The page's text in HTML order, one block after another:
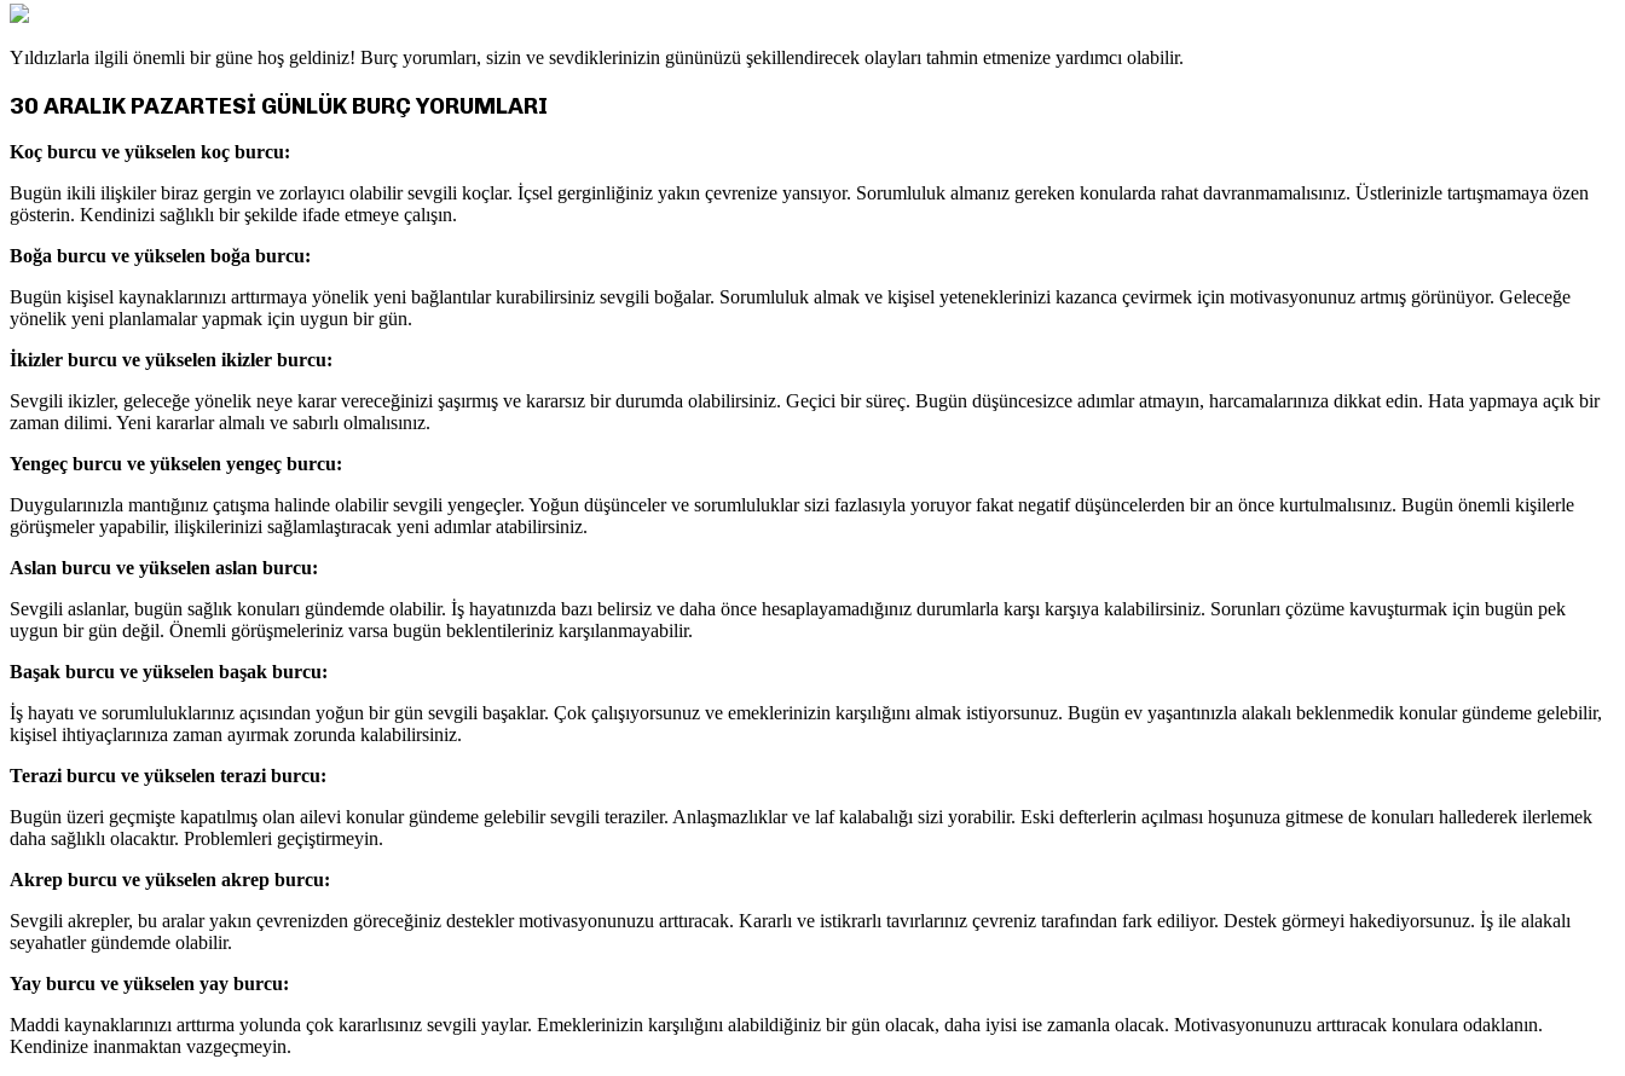
Yıldızlarla ilgili önemli bir güne hoş geldiniz! Burç yorumları, sizin ve sevdiklerinizin gününüzü şekillendirecek olayları tahmin etmenize yardımcı olabilir.
30 ARALIK PAZARTESİ GÜNLÜK BURÇ YORUMLARI
Koç burcu ve yükselen koç burcu:
Bugün ikili ilişkiler biraz gergin ve zorlayıcı olabilir sevgili koçlar. İçsel gerginliğiniz yakın çevrenize yansıyor. Sorumluluk almanız gereken konularda rahat davranmamalısınız. Üstlerinizle tartışmamaya özen
gösterin. Kendinizi sağlıklı bir şekilde ifade etmeye çalışın.
Boğa burcu ve yükselen boğa burcu:
Bugün kişisel kaynaklarınızı arttırmaya yönelik yeni bağlantılar kurabilirsiniz sevgili boğalar. Sorumluluk almak ve kişisel yeteneklerinizi kazanca çevirmek için motivasyonunuz artmış görünüyor. Geleceğe
yönelik yeni planlamalar yapmak için uygun bir gün.
İkizler burcu ve yükselen ikizler burcu:
Sevgili ikizler, geleceğe yönelik neye karar vereceğinizi şaşırmış ve kararsız bir durumda olabilirsiniz. Geçici bir süreç. Bugün düşüncesizce adımlar atmayın, harcamalarınıza dikkat edin. Hata yapmaya açık bir
zaman dilimi. Yeni kararlar almalı ve sabırlı olmalısınız.
Yengeç burcu ve yükselen yengeç burcu:
Duygularınızla mantığınız çatışma halinde olabilir sevgili yengeçler. Yoğun düşünceler ve sorumluluklar sizi fazlasıyla yoruyor fakat negatif düşüncelerden bir an önce kurtulmalısınız. Bugün önemli kişilerle
görüşmeler yapabilir, ilişkilerinizi sağlamlaştıracak yeni adımlar atabilirsiniz.
Aslan burcu ve yükselen aslan burcu:
Sevgili aslanlar, bugün sağlık konuları gündemde olabilir. İş hayatınızda bazı belirsiz ve daha önce hesaplayamadığınız durumlarla karşı karşıya kalabilirsiniz. Sorunları çözüme kavuşturmak için bugün pek
uygun bir gün değil. Önemli görüşmeleriniz varsa bugün beklentileriniz karşılanmayabilir.
Başak burcu ve yükselen başak burcu:
İş hayatı ve sorumluluklarınız açısından yoğun bir gün sevgili başaklar. Çok çalışıyorsunuz ve emeklerinizin karşılığını almak istiyorsunuz. Bugün ev yaşantınızla alakalı beklenmedik konular gündeme gelebilir,
kişisel ihtiyaçlarınıza zaman ayırmak zorunda kalabilirsiniz.
Terazi burcu ve yükselen terazi burcu:
Bugün üzeri geçmişte kapatılmış olan ailevi konular gündeme gelebilir sevgili teraziler. Anlaşmazlıklar ve laf kalabalığı sizi yorabilir. Eski defterlerin açılması hoşunuza gitmese de konuları hallederek ilerlemek
daha sağlıklı olacaktır. Problemleri geçiştirmeyin.
Akrep burcu ve yükselen akrep burcu:
Sevgili akrepler, bu aralar yakın çevrenizden göreceğiniz destekler motivasyonunuzu arttıracak. Kararlı ve istikrarlı tavırlarınız çevreniz tarafından fark ediliyor. Destek görmeyi hakediyorsunuz. İş ile alakalı
seyahatler gündemde olabilir.
Yay burcu ve yükselen yay burcu:
Maddi kaynaklarınızı arttırma yolunda çok kararlısınız sevgili yaylar. Emeklerinizin karşılığını alabildiğiniz bir gün olacak, daha iyisi ise zamanla olacak. Motivasyonunuzu arttıracak konulara odaklanın.
Kendinize inanmaktan vazgeçmeyin.